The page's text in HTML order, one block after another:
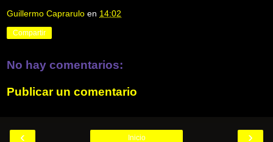
Guillermo Caprarulo en 14:02
Compartir
No hay comentarios:
Publicar un comentario
‹ ›
Inicio